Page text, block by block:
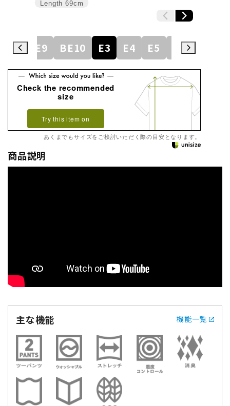
Length 69cm
BE9 BE10 E3 E4 E5 E6
Check the recommended
size
Try this item on
あくまでもサイズをご検討いただく際の目安となります。
商品説明
主な機能 機能一覧